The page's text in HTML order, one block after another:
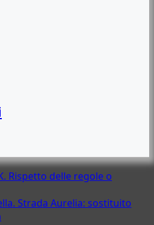
Rispetto delle regole o
Strada Aurelia: sostituito